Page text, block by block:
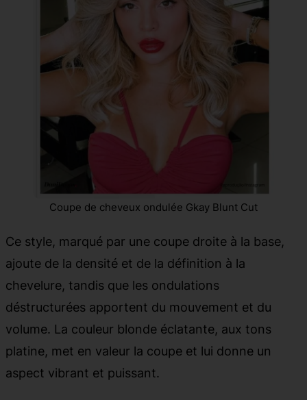
Coupe de cheveux ondulée Gkay Blunt Cut
Ce style, marqué par une coupe droite à la base,
ajoute de la densité et de la définition à la
chevelure, tandis que les ondulations
déstructurées apportent du mouvement et du
volume. La couleur blonde éclatante, aux tons
platine, met en valeur la coupe et lui donne un
aspect vibrant et puissant.